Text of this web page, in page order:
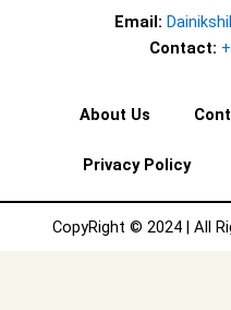
Email:
Contact:
About Us
Privacy Policy
CopyRight © 2024 | All